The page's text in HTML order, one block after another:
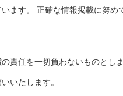
ます。 正確な情報掲載に努め
責任を一切負わないものとしま
いたします。